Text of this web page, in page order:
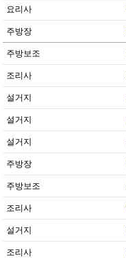
요리사
주방장
주방보조
조리사
설거지
설거지
설거지
주방장
주방보조
조리사
설거지
조리사